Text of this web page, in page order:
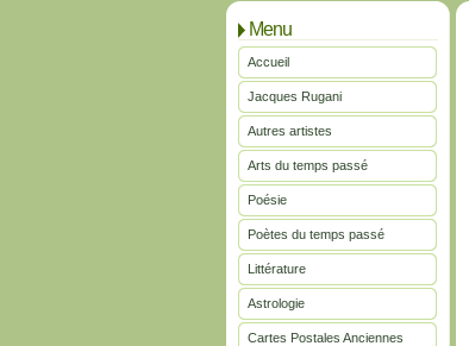
Menu
Accueil
Jacques Rugani
Autres artistes
Arts du temps passé
Poésie
Poètes du temps passé
Littérature
Astrologie
Cartes Postales Anciennes